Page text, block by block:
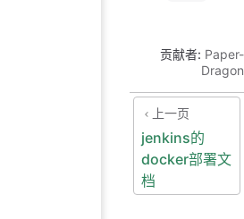
贡献者: Paper-
Dragon
上一页
jenkins的
docker部署文
档